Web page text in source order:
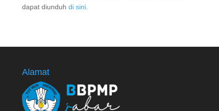
dapat diunduh di sini.
Alamat